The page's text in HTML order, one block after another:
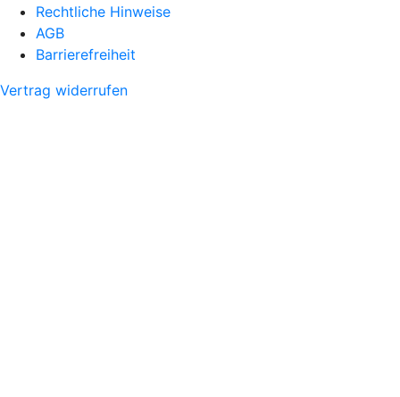
Rechtliche Hinweise
AGB
Barrierefreiheit
Vertrag widerrufen